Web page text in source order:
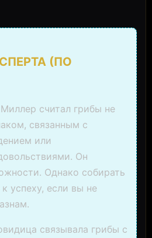
(ПО
Миллер считал грибы не
связанным с
или
Он
Однако собирать
успеху, если вы не
связывала грибы с